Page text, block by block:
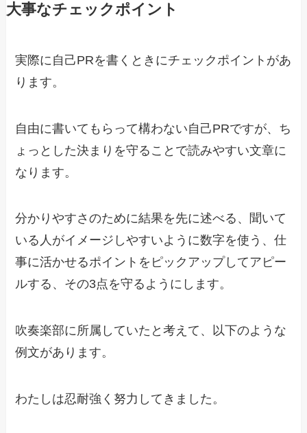
大事なチェックポイント
実際に自己PRを書くときにチェックポイントがあ
ります。
自由に書いてもらって構わない自己PRですが、ち
ょっとした決まりを守ることで読みやすい文章に
なります。
分かりやすさのために結果を先に述べる、聞いて
いる人がイメージしやすいように数字を使う、仕
事に活かせるポイントをピックアップしてアピー
ルする、その3点を守るようにします。
吹奏楽部に所属していたと考えて、以下のような
例文があります。
わたしは忍耐強く努力してきました。